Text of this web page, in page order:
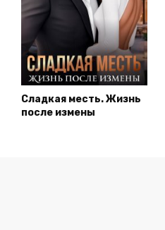
Сладкая месть. Жизнь
после измены